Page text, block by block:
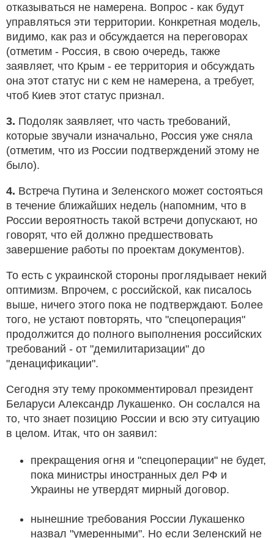
отказываться не намерена. Вопрос - как будут
управляться эти территории. Конкретная модель,
видимо, как раз и обсуждается на переговорах
(отметим - Россия, в свою очередь, также
заявляет, что Крым - ее территория и обсуждать
она этот статус ни с кем не намерена, а требует,
чтоб Киев этот статус признал.
3. Подоляк заявляет, что часть требований,
которые звучали изначально, Россия уже сняла
(отметим, что из России подтверждений этому не
было).
4. Встреча Путина и Зеленского может состояться
в течение ближайших недель (напомним, что в
России вероятность такой встречи допускают, но
говорят, что ей должно предшествовать
завершение работы по проектам документов).
То есть с украинской стороны проглядывает некий
оптимизм. Впрочем, с российской, как писалось
выше, ничего этого пока не подтверждают. Более
того, не устают повторять, что "спецоперация"
продолжится до полного выполнения российских
требований - от "демилитаризации" до
"денацификации".
Сегодня эту тему прокомментировал президент
Беларуси Александр Лукашенко. Он сослался на
то, что знает позицию России и всю эту ситуацию
в целом. Итак, что он заявил:
прекращения огня и "спецоперации" не будет,
пока министры иностранных дел РФ и
Украины не утвердят мирный договор.
нынешние требования России Лукашенко
назвал "умеренными". Но если Зеленский не